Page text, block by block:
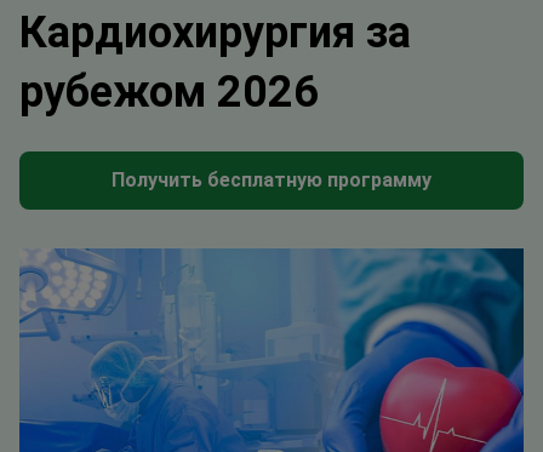
Кардиохирургия за
рубежом 2026
Получить бесплатную программу